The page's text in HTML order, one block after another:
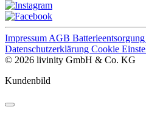
Impressum AGB Batterieentsorgung
Datenschutzerklärung Cookie
© 2026 livinity GmbH & Co. KG
Kundenbild